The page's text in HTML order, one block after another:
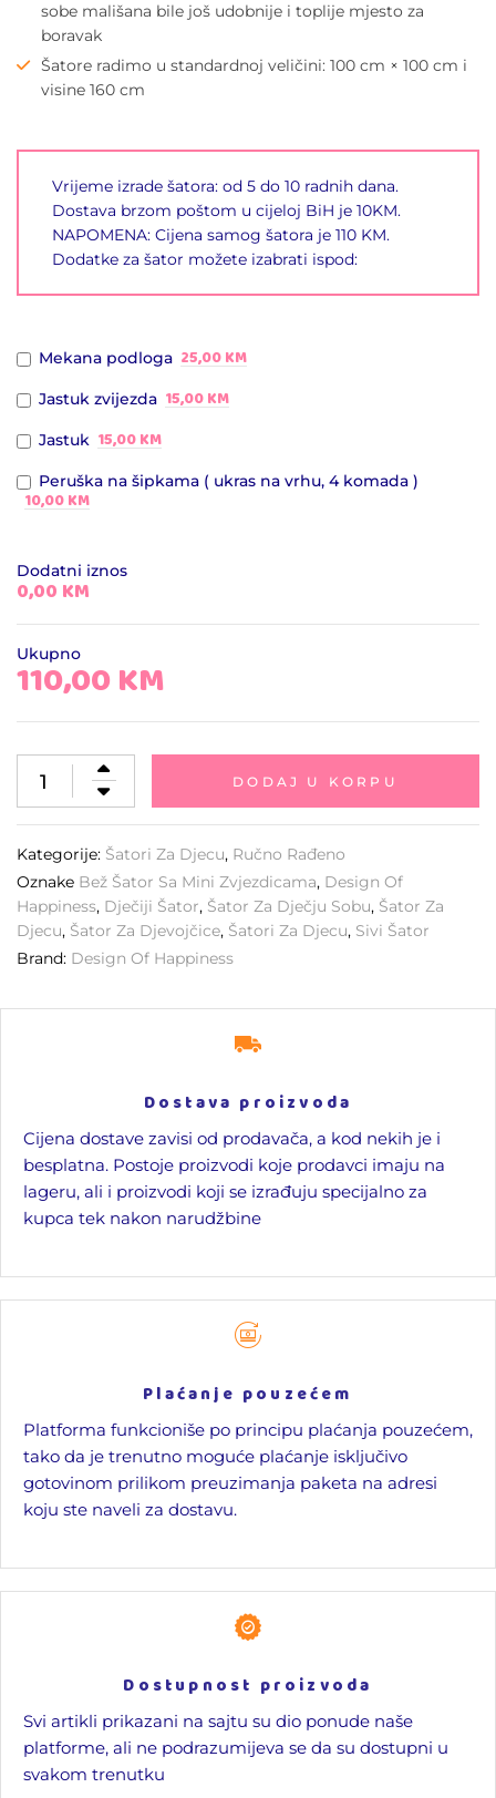
sobe mališana bile još udobnije i toplije mjesto za
boravak
Šatore radimo u standardnoj veličini: 100 cm × 100 cm i
visine 160 cm
Vrijeme izrade šatora: od 5 do 10 radnih dana.
Dostava brzom poštom u cijeloj BiH je 10KM.
NAPOMENA: Cijena samog šatora je 110 KM.
Dodatke za šator možete izabrati ispod:
Mekana podloga 25,00 KM
Jastuk zvijezda 15,00 KM
Jastuk 15,00 KM
Peruška na šipkama ( ukras na vrhu, 4 komada )
10,00 KM
Dodatni iznos
0,00 KM
Ukupno
110,00KM
DODAJ U KORPU
Kategorije: Šatori Za Djecu, Ručno Rađeno
Oznake Bež Šator Sa Mini Zvjezdicama, Design Of
Happiness, Dječiji Šator, Šator Za Dječju Sobu, Šator Za
Djecu, Šator Za Djevojčice, Šatori Za Djecu, Sivi Šator
Brand: Design Of Happiness
Dostava proizvoda
Cijena dostave zavisi od prodavača, a kod nekih je i
besplatna. Postoje proizvodi koje prodavci imaju na
lageru, ali i proizvodi koji se izrađuju specijalno za
kupca tek nakon narudžbine
Plaćanje pouzećem
Platforma funkcioniše po principu plaćanja pouzećem,
tako da je trenutno moguće plaćanje isključivo
gotovinom prilikom preuzimanja paketa na adresi
koju ste naveli za dostavu.
Dostupnost proizvoda
Svi artikli prikazani na sajtu su dio ponude naše
platforme, ali ne podrazumijeva se da su dostupni u
svakom trenutku